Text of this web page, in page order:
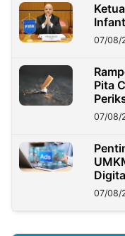
07/08/
Pita
07/08/
07/08/